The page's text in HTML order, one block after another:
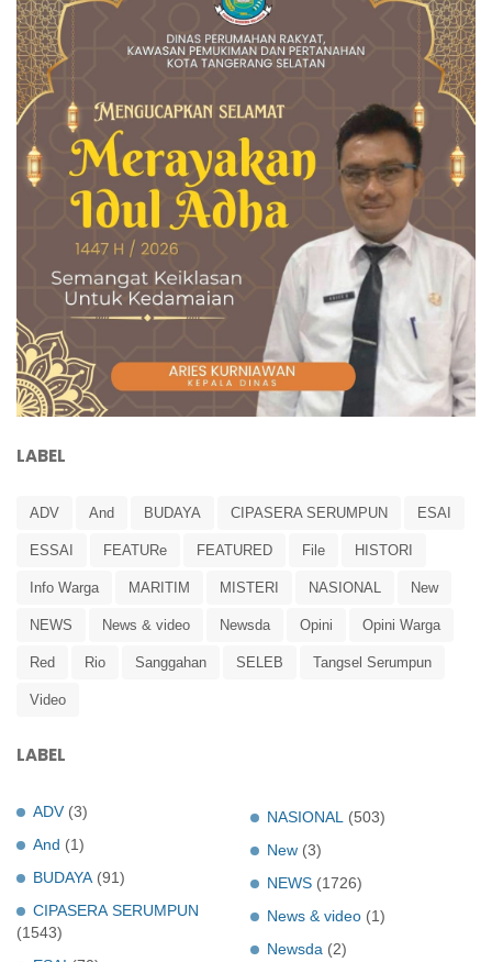
LABEL
ADV And BUDAYA CIPASERA SERUMPUN ESAI
ESSAI FEATURe FEATURED File HISTORI
Info Warga MARITIM MISTERI NASIONAL New
NEWS News & video Newsda Opini Opini Warga
Red Rio Sanggahan SELEB Tangsel Serumpun
Video
LABEL
ADV (3)
And (1)
BUDAYA (91)
CIPASERA SERUMPUN
(1543)
NASIONAL
(503)
New (3)
NEWS (1726)
News & video (1)
Newsda (2)